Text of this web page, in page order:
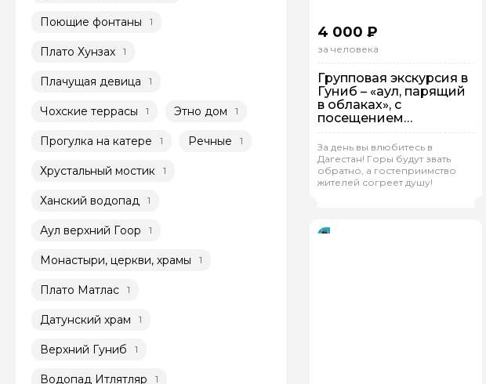
Поющие фонтаны 1
Плато Хунзах 1
Плачущая девица 1
Чохские террасы 1 Этно дом 1
Прогулка на катере 1 Речные 1
Хрустальный мостик 1
Ханский водопад 1
Аул верхний Гоор 1
Монастыри, церкви, храмы 1
Плато Матлас 1
Датунский храм 1
Верхний Гуниб 1
Водопад Итлятляр 1
4 000 ₽
за человека
Групповая экскурсия в
Гуниб – «аул, парящий
в облаках», с
посещением
Салтинского
подземного водопада
За день вы влюбитесь в
Дагестан! Горы будут звать
обратно, а гостеприимство
жителей согреет душу!
Оксана.К 190
Групповая На автобусе